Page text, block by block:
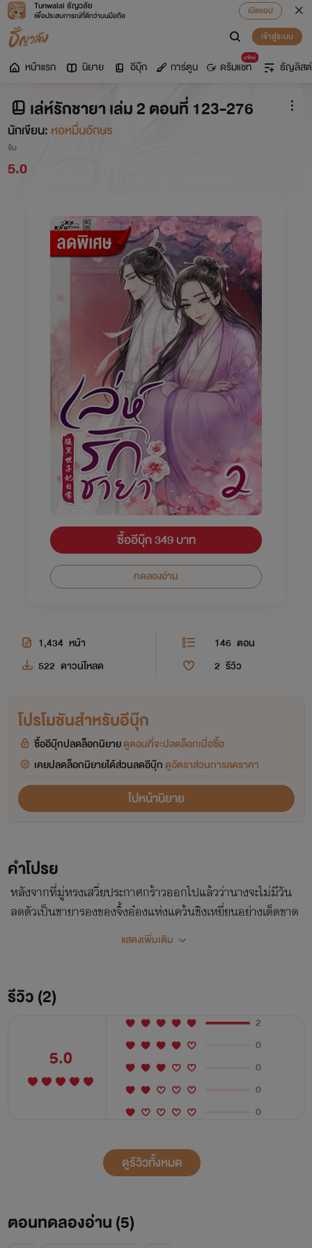
Tunwalai ธัญวลัย
เพื่อประสบการณ์ที่ดีกว่าบนมือถือ
เปิดแอป
เข้าสู่ระบบ
หน้าแรก นิยาย อีบุ๊ก การ์ตูน
มาใหม่
ดรีมแชท ธัญลิสต์
เล่ห์รักชายา เล่ม 2 ตอนที่ 123-276
นักเขียน: หอหมื่นอักษร
จีน
5.0
ซื้ออีบุ๊ก 349 บาท
ทดลองอ่าน
1,434 หน้า 146 ตอน
522 ดาวน์โหลด 2 รีวิว
โปรโมชันสำหรับอีบุ๊ก
ซื้ออีบุ๊กปลดล็อกนิยายดูตอนที่จะปลดล็อกเมื่อซื้อ
เคยปลดล็อกนิยายได้ส่วนลดอีบุ๊ก ดูอัตราส่วนการลดราคา
ไปหน้านิยาย
คำโปรย
หลังจากที่มู่หรงเสวี่ยประกาศกร้าวออกไปแล้วว่านางจะไม่มีวัน
ลดตัวเป็นชายารองของจิ้งอ๋องแห่งแคว้นชิงเหยี่ยนอย่างเด็ดขาด
แต่ดูเหมือนเรื่องราวจะไม่ง่ายดายเช่นนั้น เมื่อจิ้งอ๋องดูไม่มีทีท่า
ขาว ที่มีนามว่า ‘คุณชายโอวหยาง’ นั้นก็ดูเหมือนเข้ามาวุ่นวายใน
ชีวิตของนางมากขึ้นเรื่อยๆ เสียแล้ว
แสดงเพิ่มเติม
รีวิว (2)
5.0
2
0
0
0
0
ดูรีวิวทั้งหมด
ตอนทดลองอ่าน (5)